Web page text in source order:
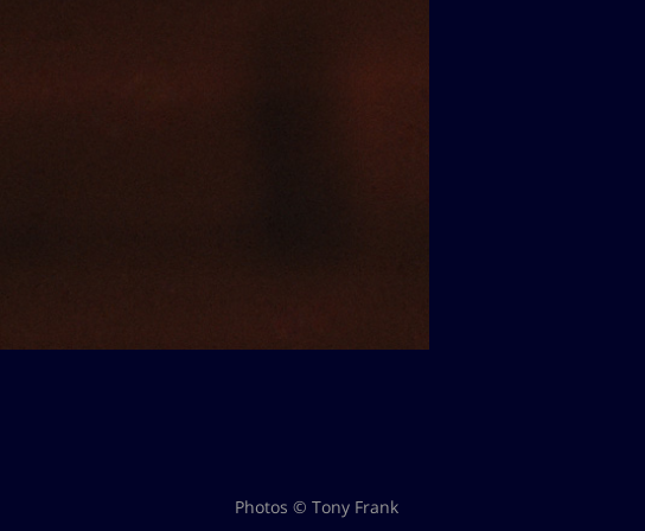
Photos © Tony Frank